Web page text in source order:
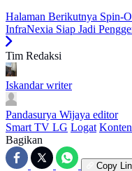
Halaman Berikutnya Spin-
InfraNexia Siap Jadi
Tim Redaksi
Iskandar writer
Pandasurya Wijaya editor
Smart TV LG Logat
Bagikan
Copy